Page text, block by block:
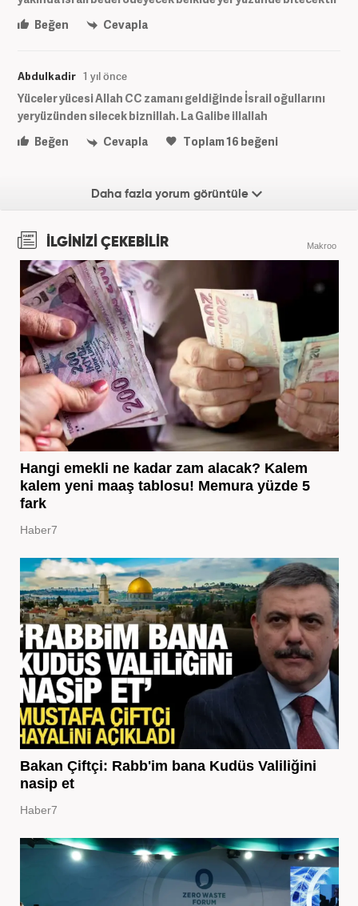
Beğen
Cevapla
Abdulkadir 1 yıl önce
Yüceler yücesi Allah CC zamanı geldiğinde İsrail oğullarını
yeryüzünden silecek biznillah. La Galibe illallah
Beğen
Cevapla Toplam16 beğeni
Daha fazla yorum görüntüle
İLGİNİZİ ÇEKEBİLİR Makroo
Hangi emekli ne kadar zam alacak? Kalem
kalem yeni maaş tablosu! Memura yüzde 5
fark
Haber7
Bakan Çiftçi: Rabb'im bana Kudüs Valiliğini
nasip et
Haber7